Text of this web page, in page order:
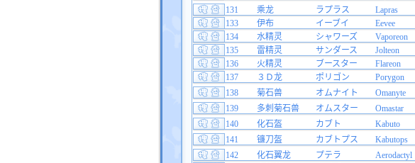
131
乘龙 ラプラス Lapras
133
伊布 イーブイ Eevee
134
水精灵 シャワーズ Vaporeon
135
雷精灵 サンダース Jolteon
136
火精灵 ブースター Flareon
137
３Ｄ龙 ポリゴン Porygon
138
菊石兽 オムナイト Omanyte
139
多刺菊石兽 オムスター Omastar
140
化石盔 カブト Kabuto
141
镰刀盔 カブトプス Kabutops
142
化石翼龙 プテラ Aerodactyl